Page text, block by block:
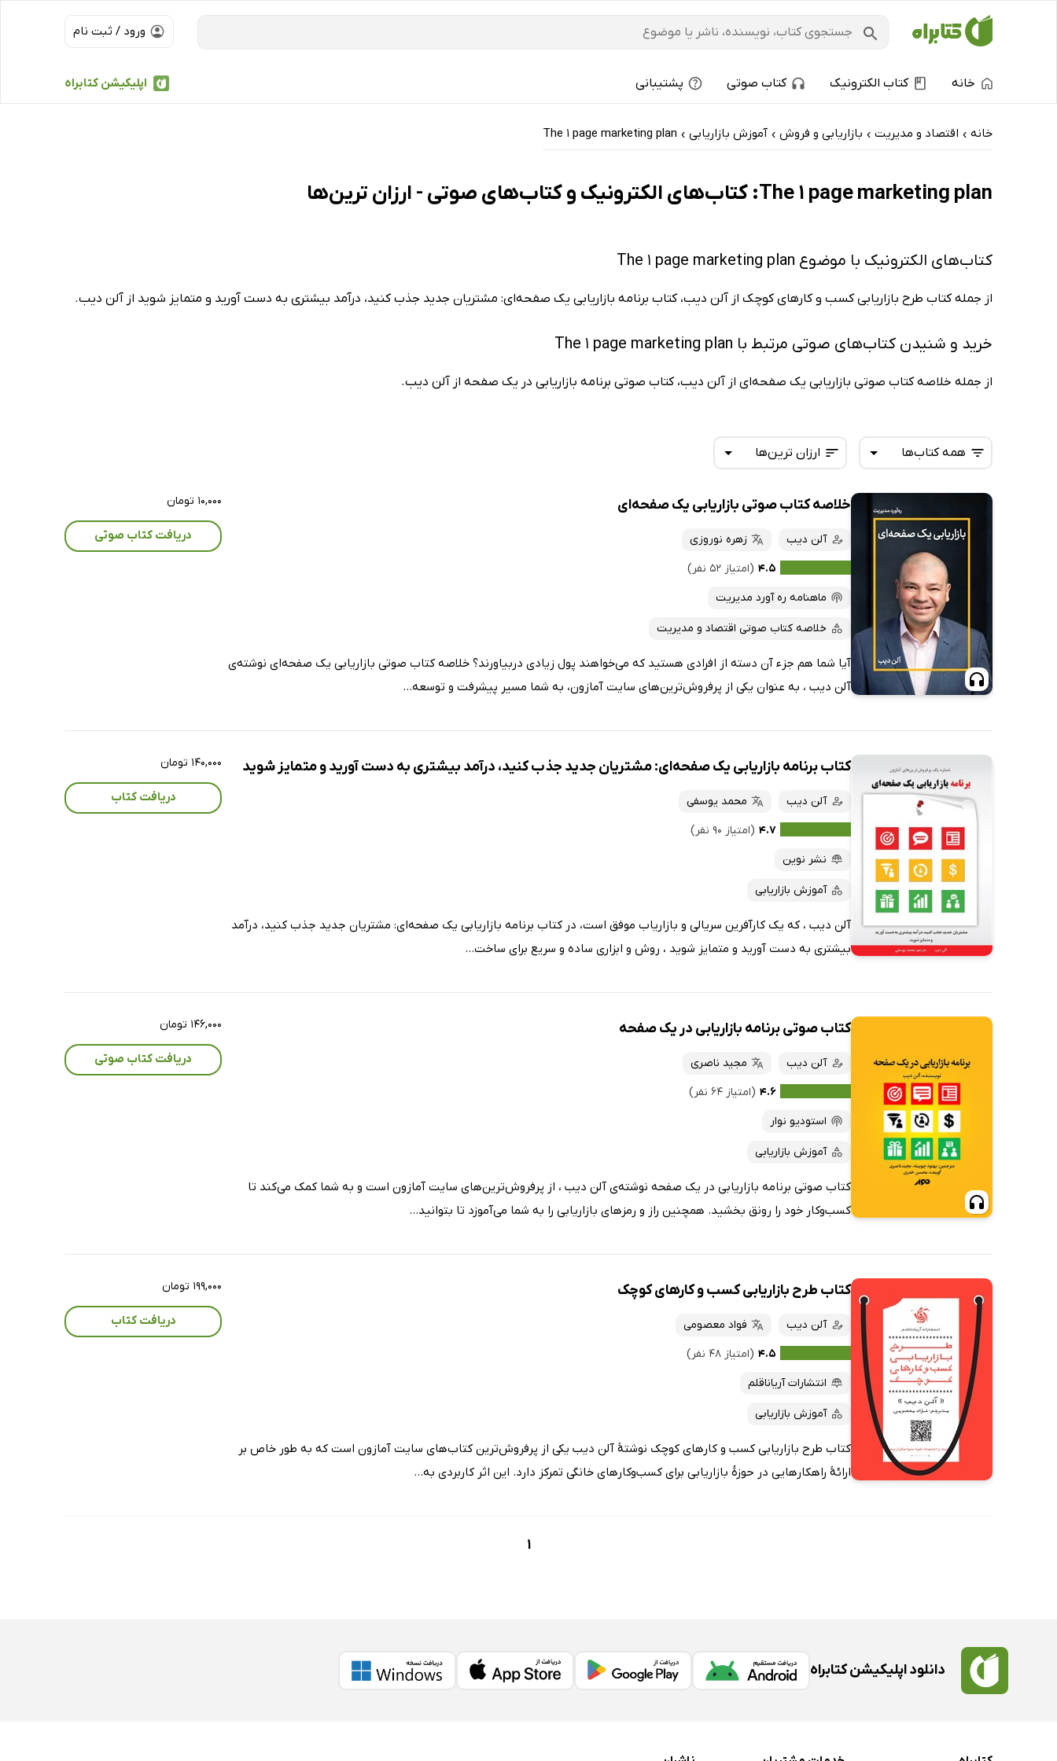
ورود / ثبت نام
اپلیکیشن کتابراه خانه کتاب الکترونیک کتاب صوتی پشتیبانی
خانه › اقتصاد و مدیریت › بازاریابی و فروش › آموزش بازاریابی ›
The 1 page marketing plan
The 1 page marketing plan: کتاب‌های الکترونیک و کتاب‌های صوتی - ارزان ترین‌ها
کتاب‌های الکترونیک با موضوع The 1 page marketing plan
از جمله کتاب طرح بازاریابی کسب‌ و‌ کارهای کوچک از آلن دیب، کتاب برنامه بازاریابی یک صفحه‌ای:‌ مشتریان جدید جذب کنید، درآمد بیشتری به دست آورید و متمایز شوید از آلن دیب.
خرید و شنیدن کتاب‌های صوتی مرتبط با The 1 page marketing plan
از جمله خلاصه کتاب صوتی بازاریابی یک صفحه‌ای از آلن دیب، کتاب صوتی برنامه بازاریابی در یک صفحه از آلن دیب.
ارزان ترین‌ها
تازه‌ها
داغ‌ترین‌ها
پربحث‌ها
ارزان ترین‌ها
همه کتاب‌ها
کتاب‌های صوتی
کتاب‌های متنی
خلاصه کتاب صوتی بازاریابی یک صفحه‌ای
آلن دیب
زهره نوروزی
۴.۵ (امتیاز ۵۲ نفر)
ماهنامه ره آورد مدیریت
خلاصه کتاب صوتی اقتصاد و مدیریت
آیا شما هم جزء آن دسته از افرادی هستید که می‌خواهند پول زیادی دربیاورند؟ خلاصه کتاب صوتی بازاریابی یک صفحه‌ای نوشته‌ی
آلن دیب ، به عنوان یکی از پرفروش‌ترین‌های سایت آمازون، به شما مسیر پیشرفت و توسعه...
۱۰,۰۰۰ تومان
دریافت کتاب صوتی
کتاب برنامه بازاریابی یک صفحه‌ای:‌ مشتریان جدید جذب کنید، درآمد بیشتری به دست آورید و متمایز شوید
آلن دیب
محمد یوسفی
۴.۷ (امتیاز ۹۰ نفر)
نشر نوین
آموزش بازاریابی
آلن دیب ، که یک کارآفرین سریالی و بازاریاب موفق است، در کتاب برنامه بازاریابی یک صفحه‌ای:‌ مشتریان جدید جذب کنید، درآمد
بیشتری به دست آورید و متمایز شوید ، روش و ابزاری ساده و سریع برای ساخت...
۱۴۰,۰۰۰ تومان
دریافت کتاب
کتاب صوتی برنامه بازاریابی در یک صفحه
آلن دیب
مجید ناصری
۴.۶ (امتیاز ۶۴ نفر)
استودیو نوار
آموزش بازاریابی
کتاب صوتی برنامه بازاریابی در یک صفحه نوشته‌ی آلن دیب ، از پرفروش‌ترین‌های سایت آمازون است و به شما کمک می‌کند تا
کسب‌وکار خود را رونق بخشید. همچنین راز و رمزهای بازاریابی را به شما می‌آموزد تا بتوانید...
۱۴۶,۰۰۰ تومان
دریافت کتاب صوتی
کتاب طرح بازاریابی کسب‌ و‌ کارهای کوچک
آلن دیب
فواد معصومی
۴.۵ (امتیاز ۴۸ نفر)
انتشارات آریاناقلم
آموزش بازاریابی
کتاب طرح بازاریابی کسب‌ و‌ کارهای کوچک نوشتۀ آلن دیب یکی از پرفروش‌ترین کتاب‌های سایت آمازون است که به طور خاص بر
ارائۀ راهکارهایی در حوزۀ بازاریابی برای کسب‌وکارهای خانگی تمرکز دارد. این اثر کاربردی به...
۱۹۹,۰۰۰ تومان
دریافت کتاب
1
دانلود اپلیکیشن کتابراه